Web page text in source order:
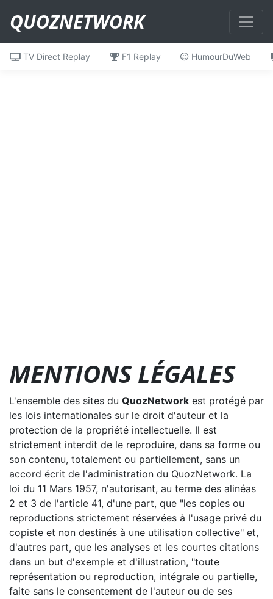
QUOZNETWORK
TV Direct Replay F1 Replay HumourDuWeb
MENTIONS LÉGALES
L'ensemble des sites du QuozNetwork est protégé par
les lois internationales sur le droit d'auteur et la
protection de la propriété intellectuelle. Il est
strictement interdit de le reproduire, dans sa forme ou
son contenu, totalement ou partiellement, sans un
accord écrit de l'administration du QuozNetwork. La
loi du 11 Mars 1957, n'autorisant, au terme des alinéas
2 et 3 de l'article 41, d'une part, que "les copies ou
reproductions strictement réservées à l'usage privé du
copiste et non destinés à une utilisation collective" et,
d'autres part, que les analyses et les courtes citations
dans un but d'exemple et d'illustration, "toute
représentation ou reproduction, intégrale ou partielle,
faite sans le consentement de l'auteur ou de ses